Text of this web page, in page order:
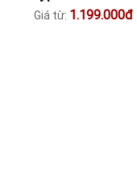
Giá từ: 1.199.000đ